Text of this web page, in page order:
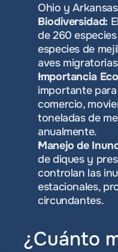
Ohio y
Biodiversidad:
de 260
especies de
aves
Importancia
importante
comercio,
toneladas de
anualmente.
Manejo de
de diques y
controlan las
estacionales,
circundantes.
¿Cuánto